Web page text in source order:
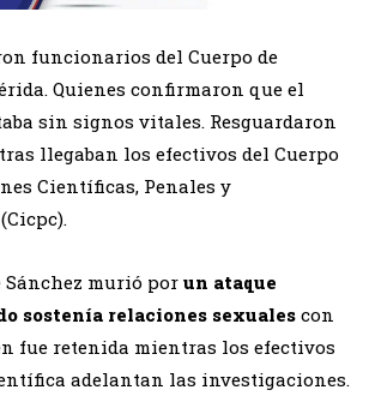
funcionarios del Cuerpo de
Quienes confirmaron que el
sin signos vitales. Resguardaron
llegaban los efectivos del Cuerpo
Científicas, Penales y
Sánchez murió por un ataque
sostenía relaciones sexuales con
fue retenida mientras los efectivos
adelantan las investigaciones.